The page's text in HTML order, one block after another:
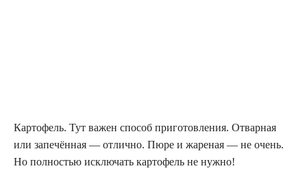
Картофель. Тут важен способ приготовления. Отварная
или запечённая — отлично. Пюре и жареная — не очень.
Но полностью исключать картофель не нужно!